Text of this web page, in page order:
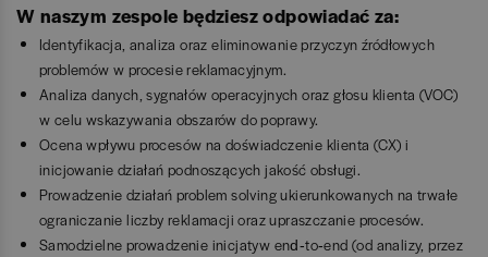
W naszym zespole będziesz odpowiadać za:
Identyfikacja, analiza oraz eliminowanie przyczyn źródłowych
problemów w procesie reklamacyjnym.
Analiza danych, sygnałów operacyjnych oraz głosu klienta (VOC)
w celu wskazywania obszarów do poprawy.
Ocena wpływu procesów na doświadczenie klienta (CX) i
inicjowanie działań podnoszących jakość obsługi.
Prowadzenie działań problem solving ukierunkowanych na trwałe
ograniczanie liczby reklamacji oraz upraszczanie procesów.
Samodzielne prowadzenie inicjatyw end‑to‑end (od analizy, przez